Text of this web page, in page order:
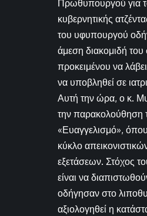
Πρωθυπουργού για
κυβερνητικής
του υφυπουργού
άμεση διακομιδή
προκειμένου να
να υποβληθεί σε
Αυτή την ώρα, ο κ.
την παρακολούθηση
«Ευαγγελισμό»,
κύκλο
εξετάσεων. Στόχος
είναι να
οδήγησαν στο
αξιολογηθεί η